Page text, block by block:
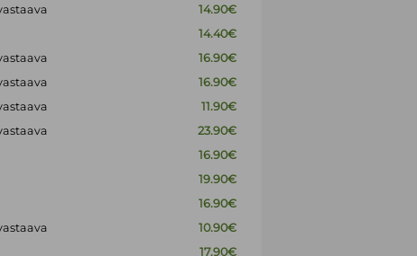
14.90€
14.40€
16.90€
16.90€
11.90€
23.90€
16.90€
19.90€
16.90€
10.90€
17.90€